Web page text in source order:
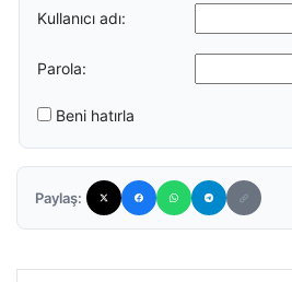
Kullanıcı adı:
Parola:
Beni hatırla
Paylaş: